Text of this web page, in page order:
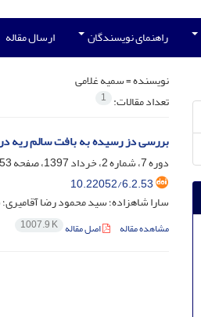
راهنمای نویسندگان ارسال مقاله
نویسنده =سمیه غلامی
تعداد مقالات: 1
بررسی دز رسیده به بافت‌ سالم ریه
دوره 7، شماره 2، خرداد 1397، صفحه
63
10.22052/6.2.53
سارا شاهزاده؛ سید محمود رضا
مشاهده مقاله اصل مقاله 1007.9 K